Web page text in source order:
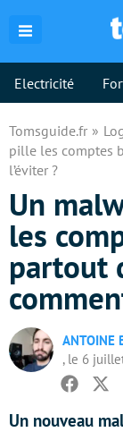
Electricité
Tomsguide.fr
pille les comptes
l’éviter ?
Un
les
partout
ANTOINE
, le 6
Un nouveau